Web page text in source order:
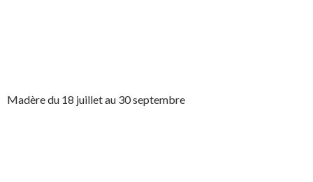
Madère du 18 juillet au 30 septembre